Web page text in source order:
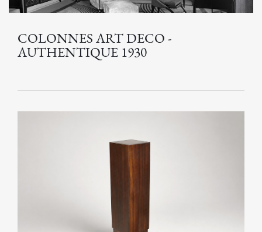
COLONNES ART DECO -
AUTHENTIQUE 1930